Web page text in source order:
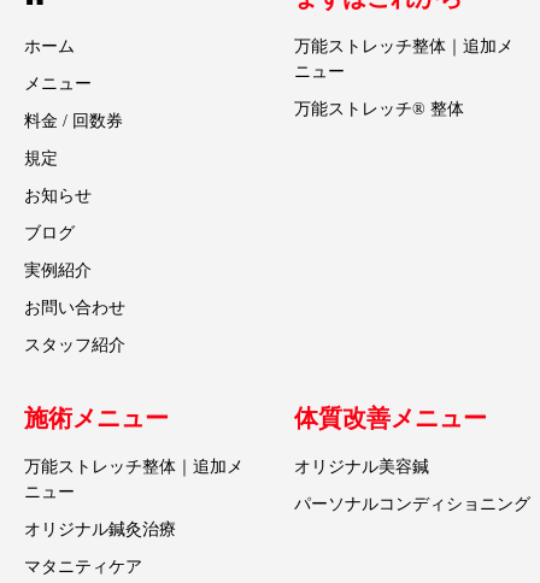
ホーム
メニュー
料金 / 回数券
規定
お知らせ
ブログ
実例紹介
お問い合わせ
スタッフ紹介
万能ストレッチ整体｜追加メ
ニュー
万能ストレッチ® 整体
施術メニュー
万能ストレッチ整体｜追加メ
ニュー
オリジナル鍼灸治療
マタニティケア
体質改善メニュー
オリジナル美容鍼
パーソナルコンディショニング